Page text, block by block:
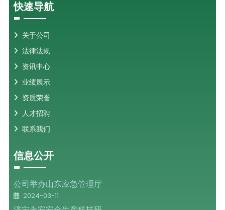
快速导航
关于公司
法律法规
资讯中心
业绩展示
资质荣誉
人才招聘
联系我们
信息公开
公司举办山东应急管理厅
2024-03-11